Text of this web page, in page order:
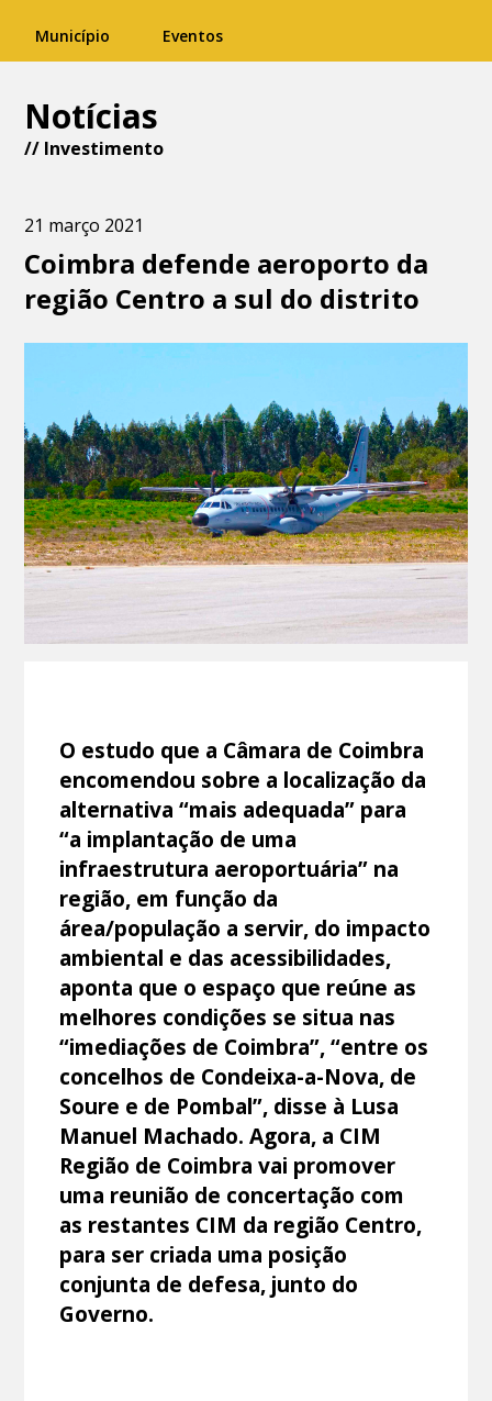
Município Eventos
Notícias
// Investimento
21 março 2021
Coimbra defende aeroporto da
região Centro a sul do distrito
O estudo que a Câmara de Coimbra
encomendou sobre a localização da
alternativa “mais adequada” para
“a implantação de uma
infraestrutura aeroportuária” na
região, em função da
área/população a servir, do impacto
ambiental e das acessibilidades,
aponta que o espaço que reúne as
melhores condições se situa nas
“imediações de Coimbra”, “entre os
concelhos de Condeixa-a-Nova, de
Soure e de Pombal”, disse à Lusa
Manuel Machado. Agora, a CIM
Região de Coimbra vai promover
uma reunião de concertação com
as restantes CIM da região Centro,
para ser criada uma posição
conjunta de defesa, junto do
Governo.